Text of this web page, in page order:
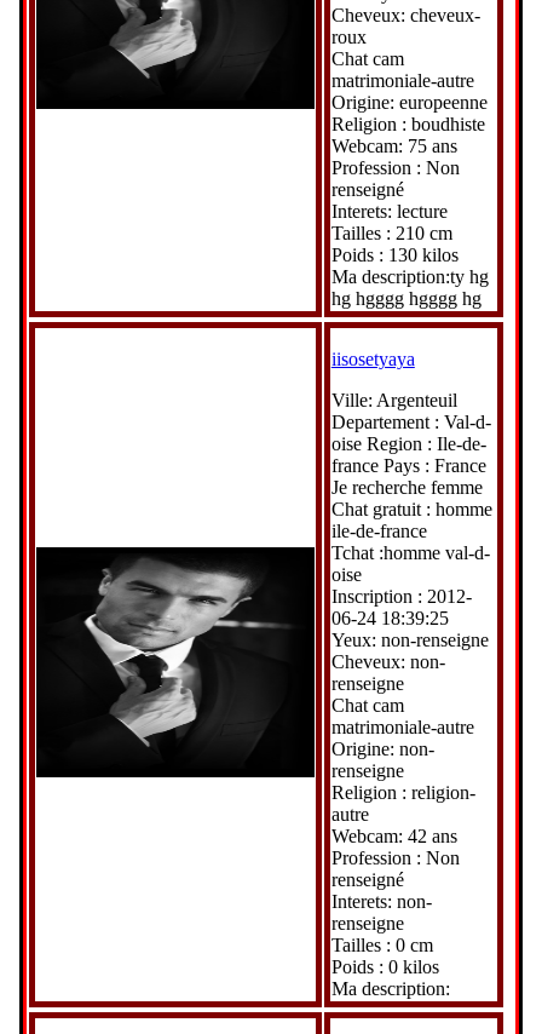
Cheveux: cheveux-
roux
Chat cam
matrimoniale-autre
Origine: europeenne
Religion : boudhiste
Webcam: 75 ans
Profession : Non
renseigné
Interets: lecture
Tailles : 210 cm
Poids : 130 kilos
Ma description:ty hg
hg hgggg hgggg hg
iisosetyaya
Ville: Argenteuil
Departement : Val-d-
oise Region : Ile-de-
france Pays : France
Je recherche femme
Chat gratuit : homme
ile-de-france
Tchat :homme val-d-
oise
Inscription : 2012-
06-24 18:39:25
Yeux: non-renseigne
Cheveux: non-
renseigne
Chat cam
matrimoniale-autre
Origine: non-
renseigne
Religion : religion-
autre
Webcam: 42 ans
Profession : Non
renseigné
Interets: non-
renseigne
Tailles : 0 cm
Poids : 0 kilos
Ma description: